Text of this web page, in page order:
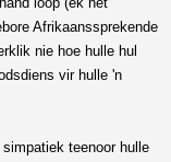
Afrikaanssprekende
nie hoe hulle hul
vir hulle 'n
teenoor hulle